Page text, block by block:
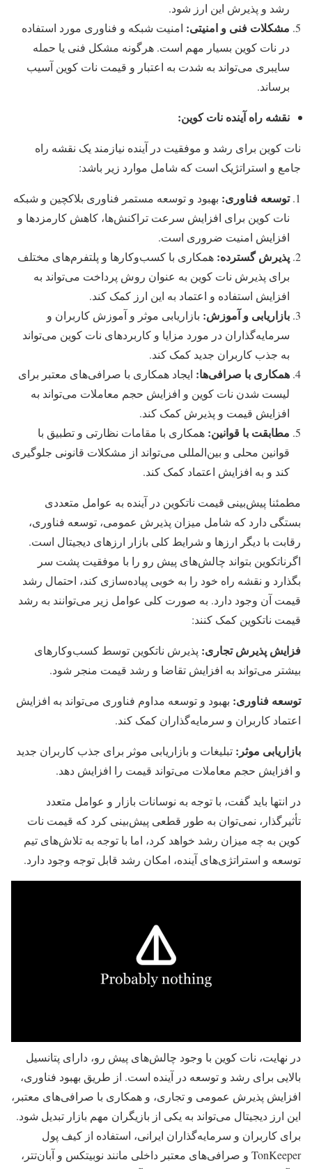
رشد و پذیرش این ارز شود.
مشکلات فنی و امنیتی: امنیت شبکه و فناوری مورد استفاده
در نات کوین بسیار مهم است. هرگونه مشکل فنی یا حمله
سایبری می‌تواند به شدت به اعتبار و قیمت نات کوین آسیب
برساند.
نقشه راه آینده نات کوین:
نات کوین برای رشد و موفقیت در آینده نیازمند یک نقشه راه
جامع و استراتژیک است که شامل موارد زیر باشد:
توسعه فناوری: بهبود و توسعه مستمر فناوری بلاکچین و شبکه
نات کوین برای افزایش سرعت تراکنش‌ها، کاهش کارمزدها و
افزایش امنیت ضروری است.
پذیرش گسترده: همکاری با کسب‌وکارها و پلتفرم‌های مختلف
برای پذیرش نات کوین به عنوان روش پرداخت می‌تواند به
افزایش استفاده و اعتماد به این ارز کمک کند.
بازاریابی و آموزش: بازاریابی موثر و آموزش کاربران و
سرمایه‌گذاران در مورد مزایا و کاربردهای نات کوین می‌تواند
به جذب کاربران جدید کمک کند.
همکاری با صرافی‌ها: ایجاد همکاری با صرافی‌های معتبر برای
لیست شدن نات کوین و افزایش حجم معاملات می‌تواند به
افزایش قیمت و پذیرش کمک کند.
مطابقت با قوانین: همکاری با مقامات نظارتی و تطبیق با
قوانین محلی و بین‌المللی می‌تواند از مشکلات قانونی جلوگیری
کند و به افزایش اعتماد کمک کند.
مطمئنا پیش‌بینی قیمت ناتکوین در آینده به عوامل متعددی
بستگی دارد که شامل میزان پذیرش عمومی، توسعه فناوری،
رقابت با دیگر ارزها و شرایط کلی بازار ارزهای دیجیتال است.
اگرناتکوین بتواند چالش‌های پیش رو را با موفقیت پشت سر
بگذارد و نقشه راه خود را به خوبی پیاده‌سازی کند، احتمال رشد
قیمت آن وجود دارد. به صورت کلی عوامل زیر می‌توانند به رشد
قیمت ناتکوین کمک کنند:
فزایش پذیرش تجاری: پذیرش ناتکوین توسط کسب‌وکارهای
بیشتر می‌تواند به افزایش تقاضا و رشد قیمت منجر شود.
توسعه فناوری: بهبود و توسعه مداوم فناوری می‌تواند به افزایش
اعتماد کاربران و سرمایه‌گذاران کمک کند.
بازاریابی موثر: تبلیغات و بازاریابی موثر برای جذب کاربران جدید
و افزایش حجم معاملات می‌تواند قیمت را افزایش دهد.
در انتها باید گفت، با توجه به نوسانات بازار و عوامل متعدد
تأثیرگذار، نمی‌توان به طور قطعی پیش‌بینی کرد که قیمت نات
کوین به چه میزان رشد خواهد کرد، اما با توجه به تلاش‌های تیم
توسعه و استراتژی‌های آینده، امکان رشد قابل توجه وجود دارد.
در نهایت، نات کوین با وجود چالش‌های پیش رو، دارای پتانسیل
بالایی برای رشد و توسعه در آینده است. از طریق بهبود فناوری،
افزایش پذیرش عمومی و تجاری، و همکاری با صرافی‌های معتبر،
این ارز دیجیتال می‌تواند به یکی از بازیگران مهم بازار تبدیل شود.
برای کاربران و سرمایه‌گذاران ایرانی، استفاده از کیف پول
TonKeeper و صرافی‌های معتبر داخلی مانند نوبیتکس و آبان‌تتر،